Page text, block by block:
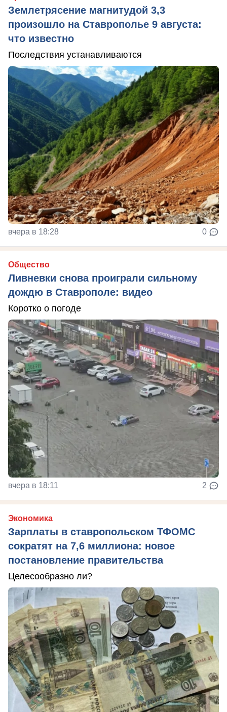
Землетрясение магнитудой 3,3
произошло на Ставрополье 9 августа:
что известно
Последствия устанавливаются
вчера в 18:28 0
Общество
Ливневки снова проиграли сильному
дождю в Ставрополе: видео
Коротко о погоде
вчера в 18:11 2
Экономика
Зарплаты в ставропольском ТФОМС
сократят на 7,6 миллиона: новое
постановление правительства
Целесообразно ли?